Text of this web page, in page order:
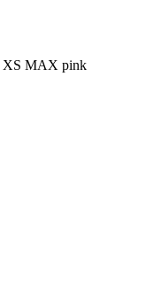
XS MAX pink